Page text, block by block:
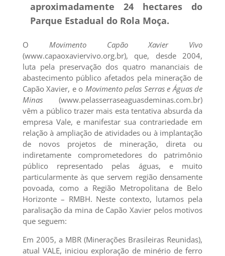
aproximadamente 24 hectares do
Parque Estadual do Rola Moça.
O Movimento Capão Xavier Vivo
(www.capaoxaviervivo.org.br), que, desde 2004,
luta pela preservação dos quatro mananciais de
abastecimento público afetados pela mineração de
Capão Xavier, e o Movimento pelas Serras e Águas de
Minas(www.pelasserraseaguasdeminas.com.br)
vêm a público trazer mais esta tentativa absurda da
empresa Vale, e manifestar sua contrariedade em
relação à ampliação de atividades ou à implantação
de novos projetos de mineração, direta ou
indiretamente comprometedores do patrimônio
público representado pelas águas, e muito
particularmente às que servem região densamente
povoada, como a Região Metropolitana de Belo
Horizonte – RMBH. Neste contexto, lutamos pela
paralisação da mina de Capão Xavier pelos motivos
que seguem:
Em 2005, a MBR (Minerações Brasileiras Reunidas),
atual VALE, iniciou exploração de minério de ferro